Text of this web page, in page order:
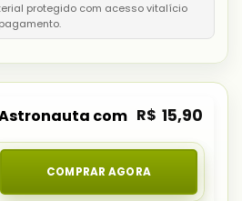
protegido com acesso vitalício
com R$ 15,90
COMPRAR AGORA